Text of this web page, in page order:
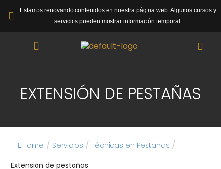
Estamos renovando contenidos en nuestra página web. Algunos cursos y
servicios pueden mostrar información temporal.
EXTENSIÓN DE PESTAÑAS
Home / Servicios / Técnicas en Pestañas /
Extensión de pestañas